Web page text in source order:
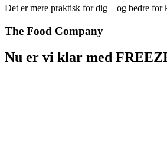
Det er mere praktisk for dig – og bedre for
The Food Company
Nu er vi klar med